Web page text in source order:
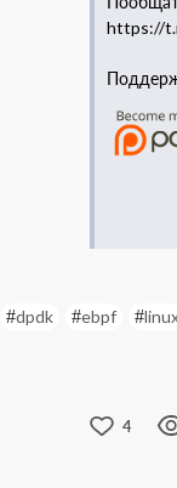
https://
#dpdk #ebpf #
4